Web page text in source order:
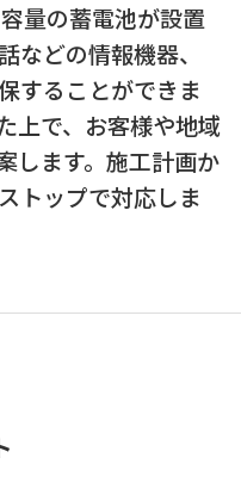
量の蓄電池が設置
などの情報機器、
することができま
上で、お客様や地域
します。施工計画か
トップで対応しま